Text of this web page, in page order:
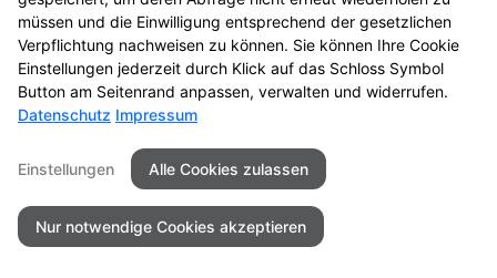
Zu LINDA. Hilft.
Seitenübersicht Kontakt
Impressum
Datenschutz
Barrierefreiheit
© 2026 St.-Gotthard-Apotheke
müssen und die Einwilligung entsprechend der gesetzlichen
Verpflichtung nachweisen zu können. Sie können Ihre Cookie
Einstellungen jederzeit durch Klick auf das Schloss Symbol
Button am Seitenrand anpassen, verwalten und widerrufen.
Datenschutz Impressum
Einstellungen Alle Cookies zulassen
Nur notwendige Cookies akzeptieren